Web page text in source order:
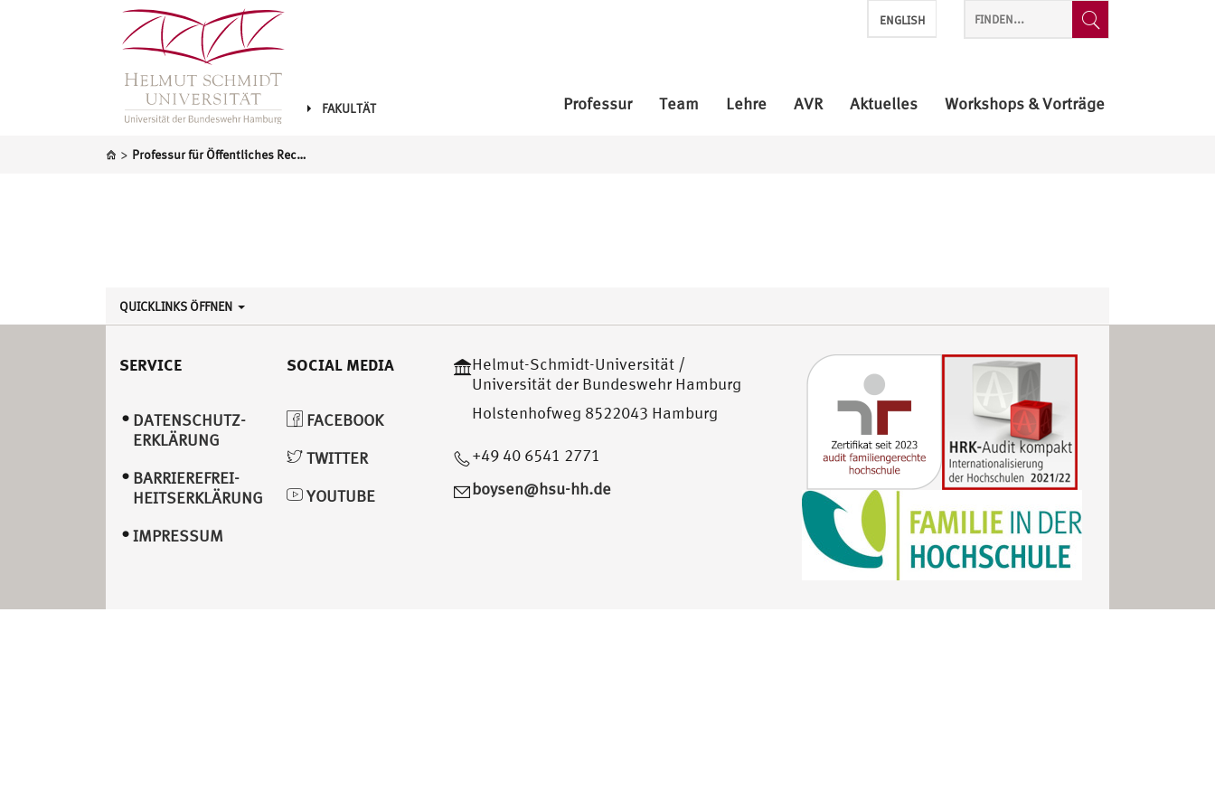
FAKULTÄT
ENGLISH
Professur Team Lehre AVR Aktuelles Workshops & Vorträge
> Professur für Öffentliches Recht, insbesondere Völkerrecht und Europarecht
QUICKLINKS ÖFFNEN
SERVICE
DATENSCHUTZ­
ERKLÄRUNG
BARRIEREFREI­
HEITSERKLÄRUNG
IMPRESSUM
SOCIAL MEDIA
FACEBOOK
TWITTER
YOUTUBE
Helmut-Schmidt-Universität /
Universität der Bundeswehr Hamburg
Holstenhofweg 8522043 Hamburg
+49 40 6541 2771
boysen@hsu-hh.de